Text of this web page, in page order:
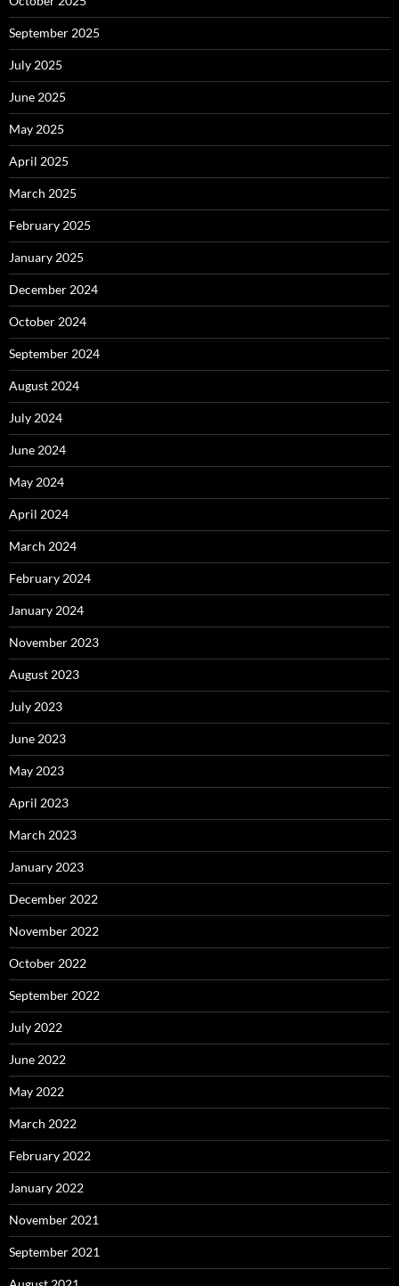
September 2025
July 2025
June 2025
May 2025
April 2025
March 2025
February 2025
January 2025
December 2024
October 2024
September 2024
August 2024
July 2024
June 2024
May 2024
April 2024
March 2024
February 2024
January 2024
November 2023
August 2023
July 2023
June 2023
May 2023
April 2023
March 2023
January 2023
December 2022
November 2022
October 2022
September 2022
July 2022
June 2022
May 2022
March 2022
February 2022
January 2022
November 2021
September 2021